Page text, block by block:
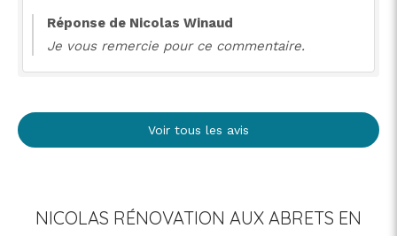
Réponse de Nicolas Winaud
Je vous remercie pour ce commentaire.
Voir tous les avis
NICOLAS RÉNOVATION AUX ABRETS EN